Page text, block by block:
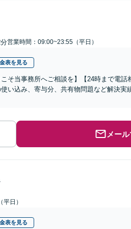
営業時間：09:00~23:55（平日）
表を見る
そ当事務所へご相談を】【24時まで電
い込み、寄与分、共有物問題など解決実
メー
日）
表を見る